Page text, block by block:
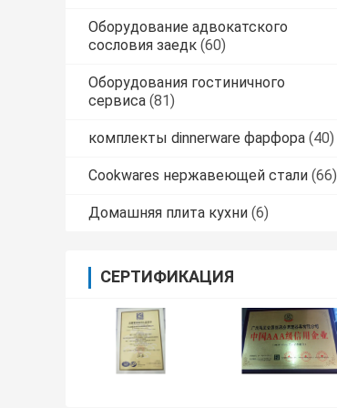
Оборудование адвокатского
сословия заедк (60)
Оборудования гостиничного
сервиса (81)
комплекты dinnerware фарфора (40)
Cookwares нержавеющей стали (66)
Домашняя плита кухни (6)
СЕРТИФИКАЦИЯ